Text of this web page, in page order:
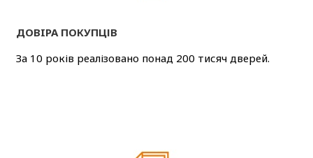
ДОВIРА ПОКУПЦІВ
За 10 років реалізовано понад 200 тисяч дверей.